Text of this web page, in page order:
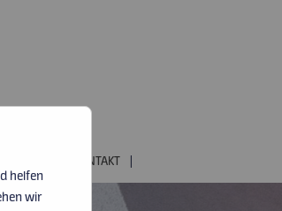
KONTAKT
helfen
wir